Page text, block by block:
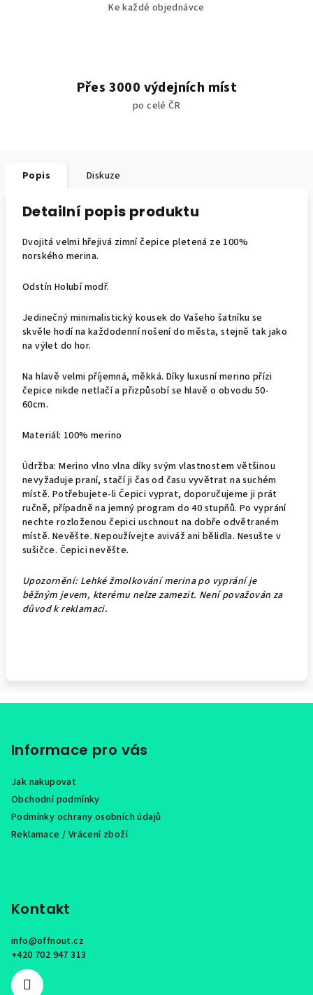
Ke každé objednávce
Přes 3000 výdejních míst
po celé ČR
Popis Diskuze
Detailní popis produktu
Dvojitá velmi hřejivá zimní čepice pletená ze 100%
norského merina.
Odstín Holubí modř.
Jedinečný minimalistický kousek do Vašeho šatníku se
skvěle hodí na každodenní nošení do města, stejně tak jako
na výlet do hor.
Na hlavě velmi příjemná, měkká. Díky luxusní merino přízi
čepice nikde netlačí a přizpůsobí se hlavě o obvodu 50-
60cm.
Materiál: 100% merino
Údržba: Merino vlno vlna díky svým vlastnostem většinou
nevyžaduje praní, stačí ji čas od času vyvětrat na suchém
místě. Potřebujete-li Čepici vyprat, doporučujeme ji prát
ručně, případně na jemný program do 40 stupňů. Po vyprání
nechte rozloženou čepici uschnout na dobře odvětraném
místě. Nevěšte. Nepoužívejte aviváž ani bělidla. Nesušte v
sušičce. Čepici nevěšte.
Upozornění: Lehké žmolkování merina po vyprání je
běžným jevem, kterému nelze zamezit. Není považován za
důvod k reklamaci.
Informace pro vás
Jak nakupovat
Obchodní podmínky
Podmínky ochrany osobních údajů
Reklamace / Vrácení zboží
Kontakt
info@offnout.cz
+420 702 947 313